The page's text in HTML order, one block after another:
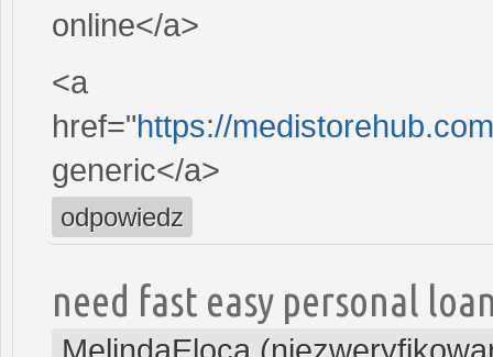
online</a>
<a
href="https://
generic</a>
odpowiedz
need fast easy personal
MelindaEloca